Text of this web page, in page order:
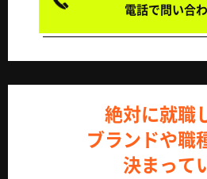
電話で問い合
絶対に就職
ブランドや職
決まって